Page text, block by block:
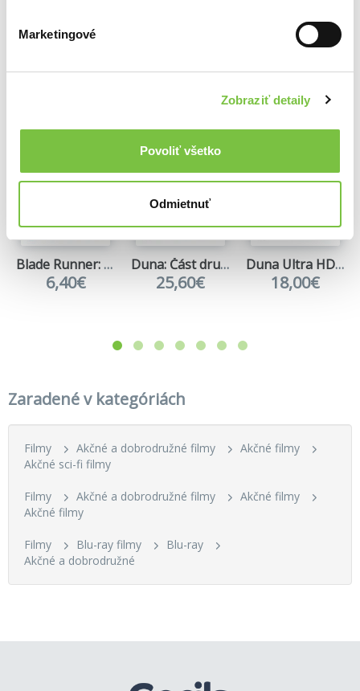
Marketingové
Zobraziť detaily
Povoliť všetko
Odmietnuť
Blade Runner: Final Cut
6,40€
Duna: Část druhá Ultra HD Blu-ray
25,60€
Duna Ultra HD Blu-ray
18,00€
Zaradené v kategóriách
Filmy Akčné a dobrodružné filmy
Akčné filmy
Akčné sci-fi filmy
Filmy Akčné a dobrodružné filmy
Akčné filmy
Akčné filmy
Filmy Blu-ray filmy
Blu-ray
Akčné a dobrodružné